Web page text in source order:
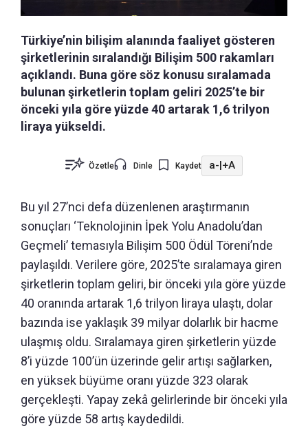
Türkiye’nin bilişim alanında faaliyet gösteren
şirketlerinin sıralandığı Bilişim 500 rakamları
açıklandı. Buna göre söz konusu sıralamada
bulunan şirketlerin toplam geliri 2025’te bir
önceki yıla göre yüzde 40 artarak 1,6 trilyon
liraya yükseldi.
Özetle Dinle Kaydet a-|+A
Bu yıl 27’nci defa düzenlenen araştırmanın
sonuçları ‘Teknolojinin İpek Yolu Anadolu’dan
Geçmeli’ temasıyla Bilişim 500 Ödül Töreni’nde
paylaşıldı. Verilere göre, 2025’te sıralamaya giren
şirketlerin toplam geliri, bir önceki yıla göre yüzde
40 oranında artarak 1,6 trilyon liraya ulaştı, dolar
bazında ise yaklaşık 39 milyar dolarlık bir hacme
ulaşmış oldu. Sıralamaya giren şirketlerin yüzde
8’i yüzde 100’ün üzerinde gelir artışı sağlarken,
en yüksek büyüme oranı yüzde 323 olarak
gerçekleşti. Yapay zekâ gelirlerinde bir önceki yıla
göre yüzde 58 artış kaydedildi.